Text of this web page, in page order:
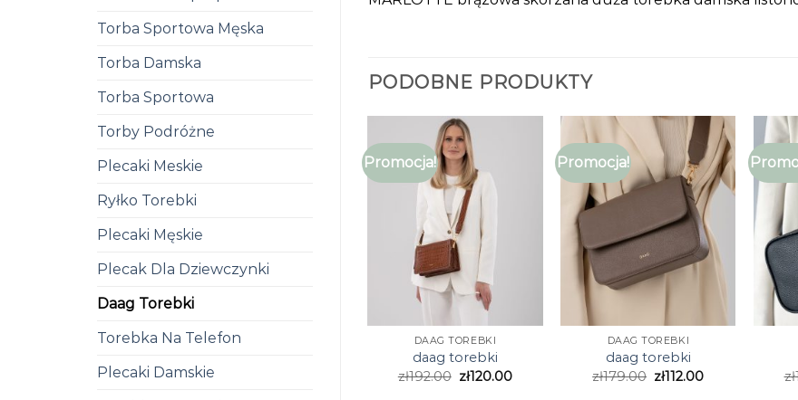
Torba Sportowa Męska
Torba Damska
Torba Sportowa
Torby Podróżne
Plecaki Meskie
Ryłko Torebki
Plecaki Męskie
Plecak Dla Dziewczynki
Daag Torebki
Torebka Na Telefon
Plecaki Damskie
PODOBNE PRODUKTY
Promocja!
DAAG TOREBKI
daag torebki
zł192.00 zł120.00
Promocja!
DAAG TOREBKI
daag torebki
zł179.00 zł112.00
zł